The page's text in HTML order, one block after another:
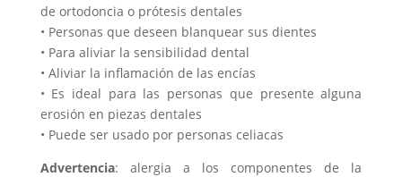
de ortodoncia o prótesis dentales
• Personas que deseen blanquear sus dientes
• Para aliviar la sensibilidad dental
• Aliviar la inflamación de las encías
• Es ideal para las personas que presente alguna
erosión en piezas dentales
• Puede ser usado por personas celiacas
Advertencia: alergia a los componentes de la